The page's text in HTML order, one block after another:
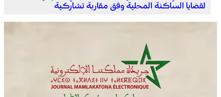
لقضايا الساكنة المحلية وفق مقاربة تشاركية